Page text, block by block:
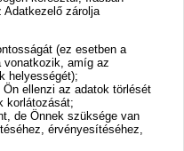
Adatkezelő zárolja
(ez esetben a
vonatkozik, amíg az
helyességét);
ellenzi az adatok törlését
korlátozását;
de Önnek szüksége van
érvényesítéséhez,